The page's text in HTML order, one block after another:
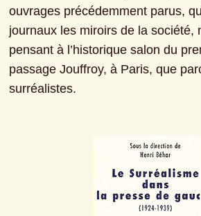
ouvrages précédemment parus,
journaux les miroirs de la société,
pensant à l’historique salon du
passage Jouffroy, à Paris, que
surréalistes.